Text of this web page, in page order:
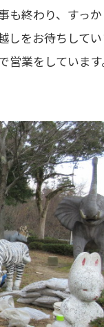
終わり、すっか
をお待ちして
業をしています